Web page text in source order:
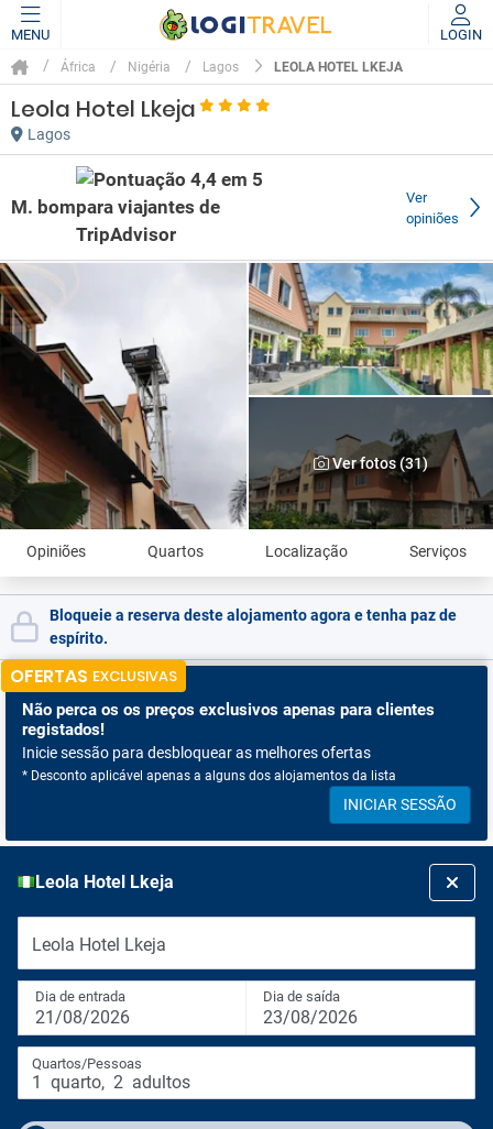
MENU LOGIN
África Nigéria Lagos LEOLA HOTEL LKEJA
Leola Hotel Lkeja
Lagos
M. bom
Ver
opiniões
Ver fotos (31)
Opiniões Quartos Localização Serviços
Bloqueie a reserva deste alojamento agora e tenha paz de
espírito.
OFERTAS EXCLUSIVAS
Não perca os os preços exclusivos apenas para clientes
registados!
Inicie sessão para desbloquear as melhores ofertas
* Desconto aplicável apenas a alguns dos alojamentos da lista
INICIAR SESSÃO
Leola Hotel Lkeja
Leola Hotel Lkeja
Dia de entrada
21/08/2026
Dia de saída
23/08/2026
Quartos/Pessoas
1 quarto, 2 adultos